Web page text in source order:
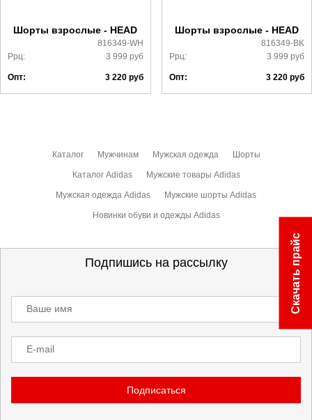
Шорты взрослые - HEAD
816349-WH
Ррц:
3 999 руб
Опт: 3 220руб
Шорты взрослые - HEAD
816349-BK
Ррц:
3 999 руб
Опт: 3 220 руб
Каталог Мужчинам Мужская одежда Шорты
Каталог Adidas Мужские товары Adidas
Мужская одежда Adidas Мужские шорты Adidas
Новинки обуви и одежды Adidas
Подпишись на рассылку
Ваше имя
E-mail
Подписаться
Скачать прайс